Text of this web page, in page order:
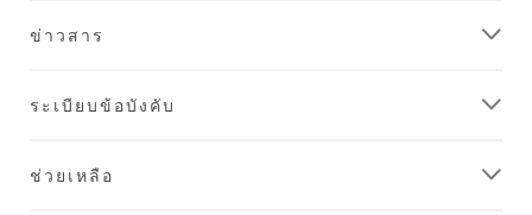
ข่าวสาร
ระเบียบข้อบังคับ
ช่วยเหลือ